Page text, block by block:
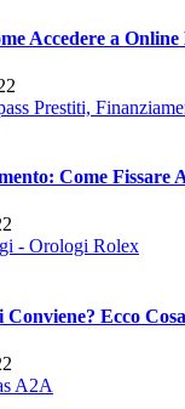
Accedere a
Come Fissare
Ecco